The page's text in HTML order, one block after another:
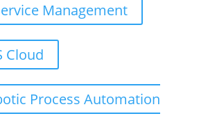
Management
Cloud
Process Automation